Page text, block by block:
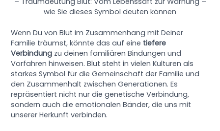
wie Sie dieses Symbol deuten können
Wenn Du von Blut im Zusammenhang mit Deiner
Familie träumst, könnte das auf eine tiefere
Verbindung zu deinen familiären Bindungen und
Vorfahren hinweisen. Blut steht in vielen Kulturen als
starkes Symbol für die Gemeinschaft der Familie und
den Zusammenhalt zwischen Generationen. Es
repräsentiert nicht nur die genetische Verbindung,
sondern auch die emotionalen Bänder, die uns mit
unserer Herkunft verbinden.